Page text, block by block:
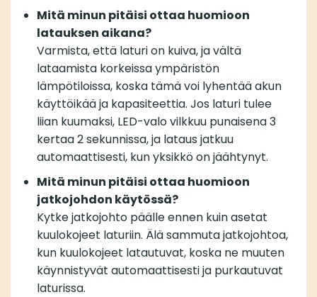
Mitä minun pitäisi ottaa huomioon
latauksen aikana?
Varmista, että laturi on kuiva, ja vältä
lataamista korkeissa ympäristön
lämpötiloissa, koska tämä voi lyhentää akun
käyttöikää ja kapasiteettia. Jos laturi tulee
liian kuumaksi, LED-valo vilkkuu punaisena 3
kertaa 2 sekunnissa, ja lataus jatkuu
automaattisesti, kun yksikkö on jäähtynyt.
Mitä minun pitäisi ottaa huomioon
jatkojohdon käytössä?
Kytke jatkojohto päälle ennen kuin asetat
kuulokojeet laturiin. Älä sammuta jatkojohtoa,
kun kuulokojeet latautuvat, koska ne muuten
käynnistyvät automaattisesti ja purkautuvat
laturissa.